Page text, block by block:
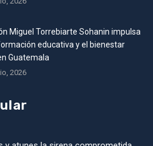
Miguel Torrebiarte Sohanin impulsa
educativa y el bienestar
Guatemala
2026